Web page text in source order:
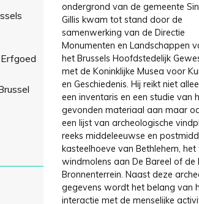
ondergrond van de gemeente
Gillis kwam tot stand door de
samenwerking van de Directie
Monumenten en Landschappen
het Brussels Hoofdstedelijk
met de Koninklijke Musea voor
en Geschiedenis. Hij reikt niet
een inventaris en een studie van
gevonden materiaal aan maar
een lijst van archeologische
reeks middeleeuwse en
kasteelhoeve van Bethlehem,
windmolens aan De Bareel of
Bronnenterrein. Naast deze
gegevens wordt het belang van
interactie met de menselijke